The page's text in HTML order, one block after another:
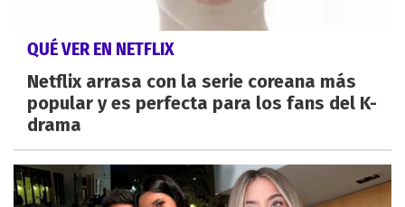
QUÉ VER EN NETFLIX
Netflix arrasa con la serie coreana más
popular y es perfecta para los fans del K-
drama